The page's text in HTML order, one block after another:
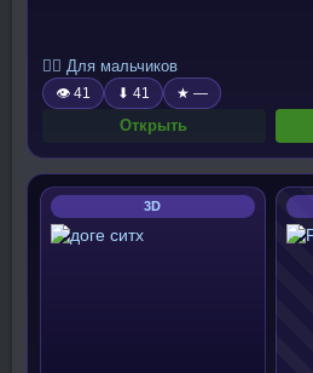
🧍‍♂️ Для мальчиков
👁 41 ⬇ 41 ★ —
Открыть
3D